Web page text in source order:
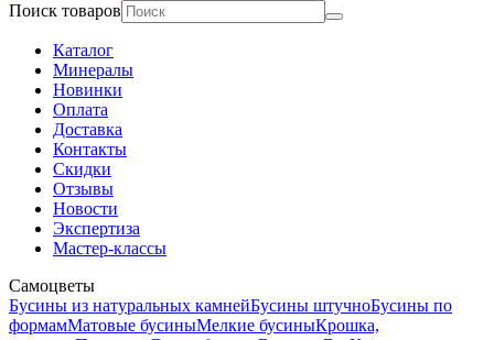
Поиск товаров
Каталог
Минералы
Новинки
Оплата
Доставка
Контакты
Скидки
Отзывы
Новости
Экспертиза
Мастер-классы
Самоцветы
Бусины из натуральных камнейБусины штучноБусины по
формамМатовые бусиныМелкие бусиныКрошка,